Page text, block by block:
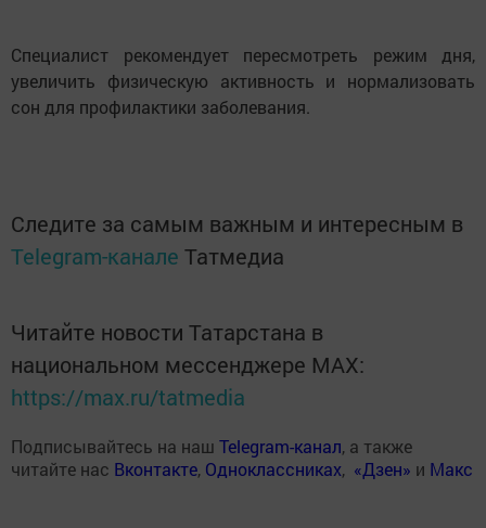
Специалист рекомендует пересмотреть режим дня,
увеличить физическую активность и нормализовать
сон для профилактики заболевания.
Следите за самым важным и интересным в
Telegram-канале Татмедиа
Читайте новости Татарстана в
национальном мессенджере MАХ:
https://max.ru/tatmedia
Подписывайтесь на наш Telegram-канал, а также
читайте нас Вконтакте, Одноклассниках, «Дзен» и Макс